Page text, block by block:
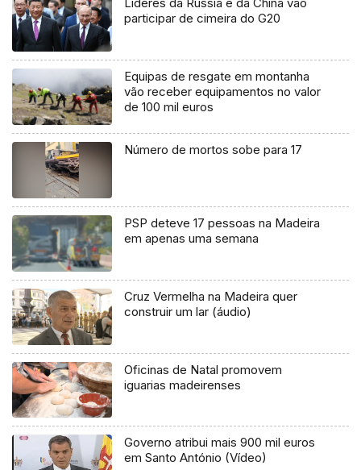
participar de cimeira do G20
Equipas de resgate em montanha
vão receber equipamentos no valor
de 100 mil euros
Número de mortos sobe para 17
PSP deteve 17 pessoas na Madeira
em apenas uma semana
Cruz Vermelha na Madeira quer
construir um lar (áudio)
Oficinas de Natal promovem
iguarias madeirenses
Governo atribui mais 900 mil euros
em Santo António (Vídeo)